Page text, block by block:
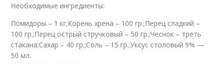
Необходимые ингредиенты:
Помидоры – 1 кг;Корень хрена – 100 гр.;Перец сладкий –
100 гр.;Перец острый стручковый – 50 гр.;Чеснок – треть
стакана;Сахар – 40 гр.;Соль – 15 гр.;Уксус столовый 9% —
50 мл.